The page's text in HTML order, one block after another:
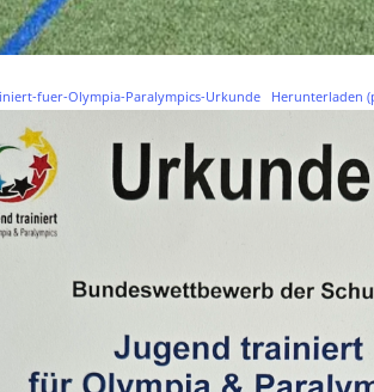
fuer-Olympia-Paralympics-Urkunde Herunterladen